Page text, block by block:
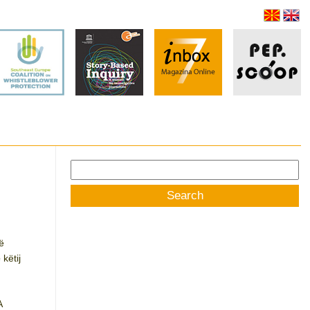
këtij
for: